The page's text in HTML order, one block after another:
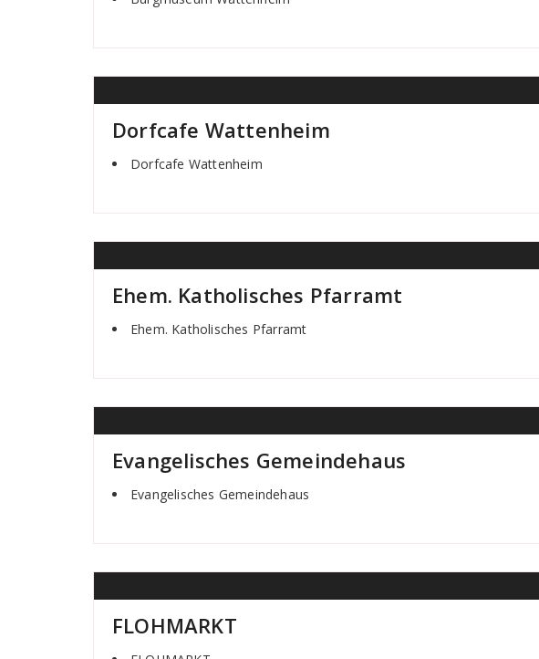
Dorfcafe Wattenheim
Dorfcafe Wattenheim
Ehem. Katholisches Pfarramt
Ehem. Katholisches Pfarramt
Evangelisches Gemeindehaus
Evangelisches Gemeindehaus
FLOHMARKT